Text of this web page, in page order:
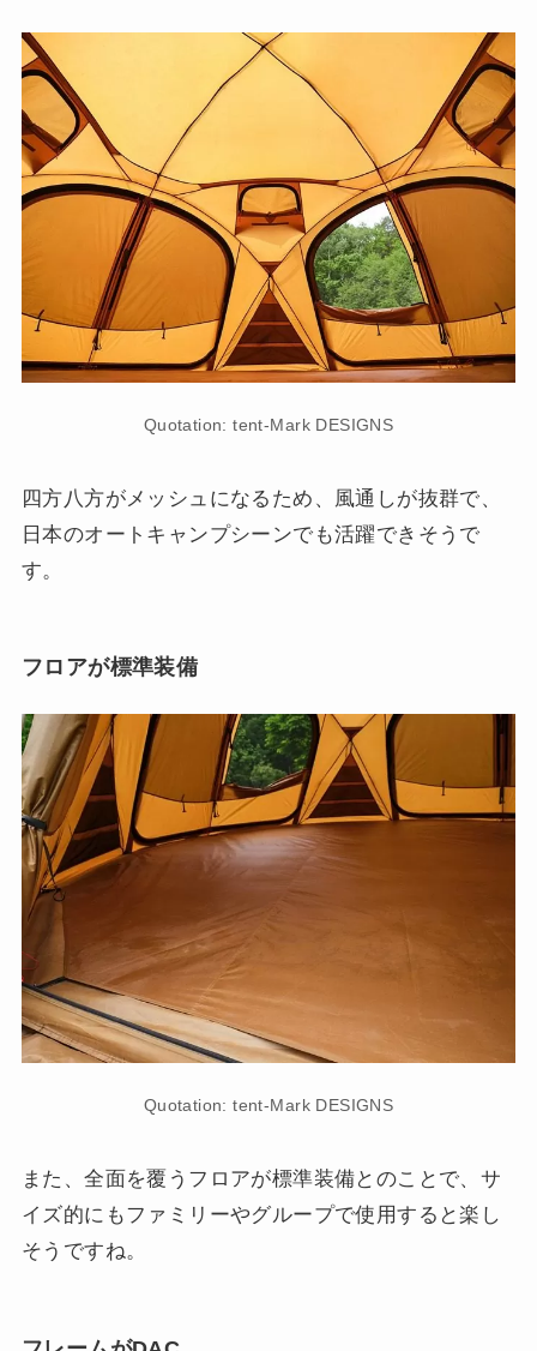
Quotation: tent-Mark DESIGNS
四方八方がメッシュになるため、風通しが抜群で、
日本のオートキャンプシーンでも活躍できそうで
す。
フロアが標準装備
Quotation: tent-Mark DESIGNS
また、全面を覆うフロアが標準装備とのことで、サ
イズ的にもファミリーやグループで使用すると楽し
そうですね。